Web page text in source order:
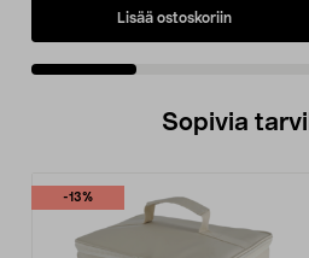
Lisää ostoskoriin
Sopivia
-13%